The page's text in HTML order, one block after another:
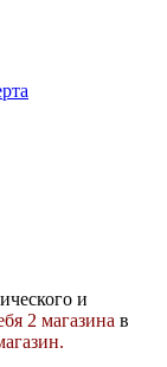
и
2 магазина в